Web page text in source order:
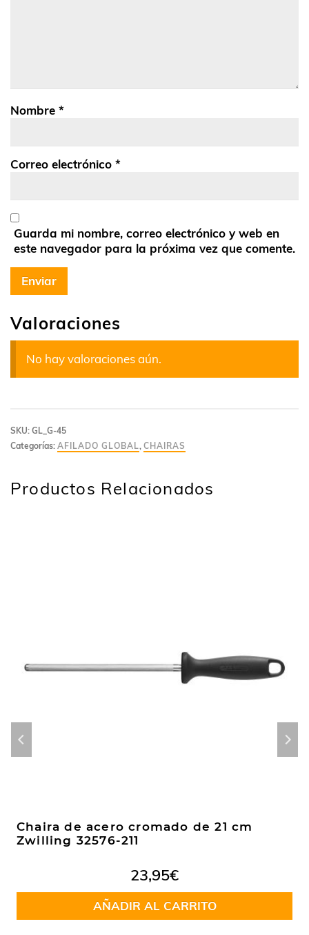
Valoraciones
No hay valoraciones aún.
Nombre *
Correo electrónico *
Guarda mi nombre, correo electrónico y web en
este navegador para la próxima vez que comente.
SKU: GL_G-45
Categorías: AFILADO GLOBAL, CHAIRAS
Productos Relacionados
Chaira de acero cromado de 21 cm
Zwilling 32576-211
23,95€
AÑADIR AL CARRITO